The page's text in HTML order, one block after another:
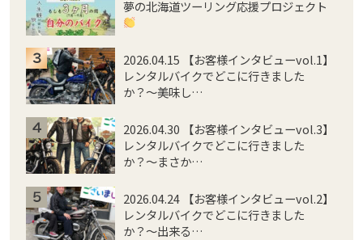
夢の北海道ツーリング応援プロジェクト
2026.04.15 【お客様インタビューvol.1】
レンタルバイクでどこに行きました
か？〜美味し…
2026.04.30 【お客様インタビューvol.3】
レンタルバイクでどこに行きました
か？〜まさか…
2026.04.24 【お客様インタビューvol.2】
レンタルバイクでどこに行きました
か？〜出来る…